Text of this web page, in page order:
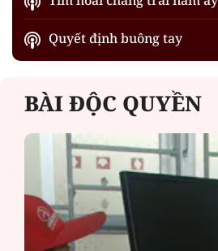
Quyết định buông tay
BÀI ĐỘC QUYỀN